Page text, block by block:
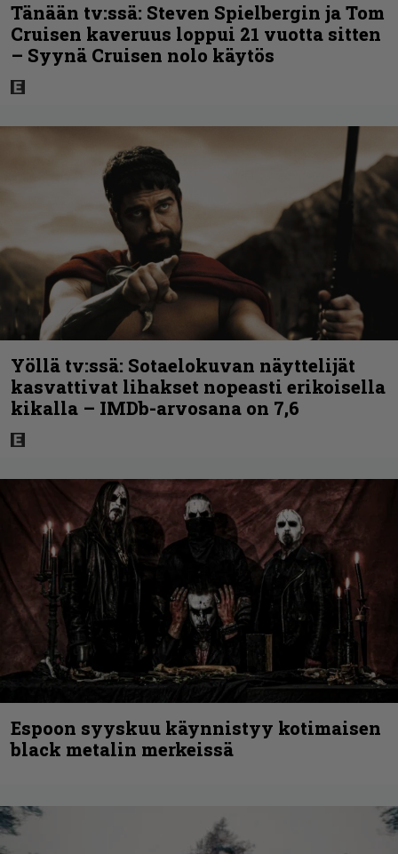
Tänään tv:ssä: Steven Spielbergin ja Tom
Cruisen kaveruus loppui 21 vuotta sitten
– Syynä Cruisen nolo käytös
Yöllä tv:ssä: Sotaelokuvan näyttelijät
kasvattivat lihakset nopeasti erikoisella
kikalla – IMDb-arvosana on 7,6
Espoon syyskuu käynnistyy kotimaisen
black metalin merkeissä